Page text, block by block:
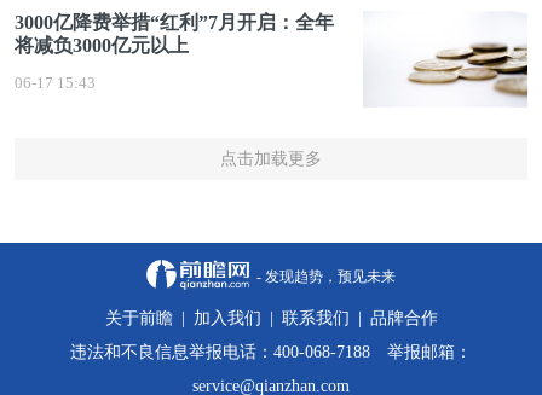
3000亿降费举措“红利”7月开启：全年
将减负3000亿元以上
06-17 15:43
点击加载更多
- 发现趋势，预见未来
关于前瞻 加入我们 联系我们
品牌合作
违法和不良信息举报电话：400-068-7188 举报邮箱：
service@qianzhan.com